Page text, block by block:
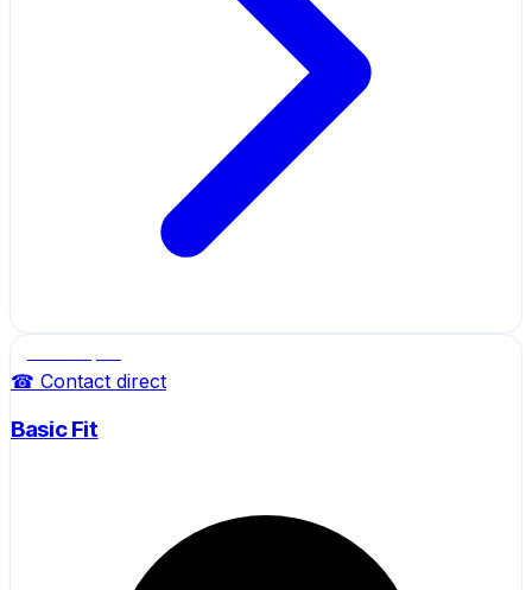
☎ Contact direct
Basic Fit